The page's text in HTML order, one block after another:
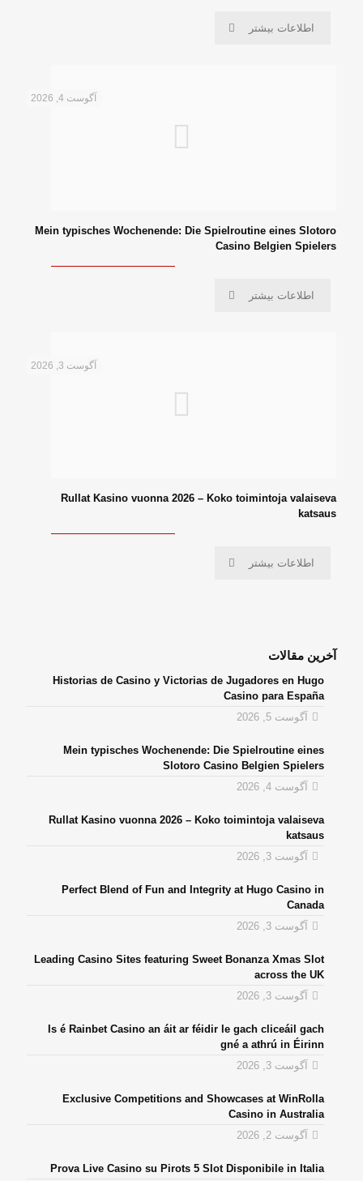
اطلاعات بیشتر
آگوست 4, 2026
Mein typisches Wochenende: Die Spielroutine eines Slotoro
Casino Belgien Spielers
اطلاعات بیشتر
آگوست 3, 2026
Rullat Kasino vuonna 2026 – Koko toimintoja valaiseva
katsaus
اطلاعات بیشتر
آخرین مقالات
Historias de Casino y Victorias de Jugadores en Hugo
Casino para España
آگوست 5, 2026
Mein typisches Wochenende: Die Spielroutine eines
Slotoro Casino Belgien Spielers
آگوست 4, 2026
Rullat Kasino vuonna 2026 – Koko toimintoja valaiseva
katsaus
آگوست 3, 2026
Perfect Blend of Fun and Integrity at Hugo Casino in
Canada
آگوست 3, 2026
Leading Casino Sites featuring Sweet Bonanza Xmas Slot
across the UK
آگوست 3, 2026
Is é Rainbet Casino an áit ar féidir le gach cliceáil gach
gné a athrú in Éirinn
آگوست 3, 2026
Exclusive Competitions and Showcases at WinRolla
Casino in Australia
آگوست 2, 2026
Prova Live Casino su Pirots 5 Slot Disponibile in Italia